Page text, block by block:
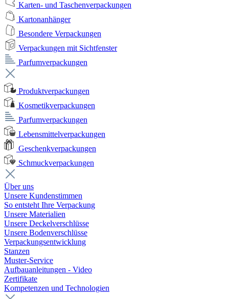
Karten- und Taschenverpackungen
Kartonanhänger
Besondere Verpackungen
Verpackungen mit Sichtfenster
Parfumverpackungen
Produktverpackungen
Kosmetikverpackungen
Parfumverpackungen
Lebensmittelverpackungen
Geschenkverpackungen
Schmuckverpackungen
Über uns
Unsere Kundenstimmen
So entsteht Ihre Verpackung
Unsere Materialien
Unsere Deckelverschlüsse
Unsere Bodenverschlüsse
Verpackungsentwicklung
Stanzen
Muster-Service
Aufbauanleitungen - Video
Zertifikate
Kompetenzen und Technologien